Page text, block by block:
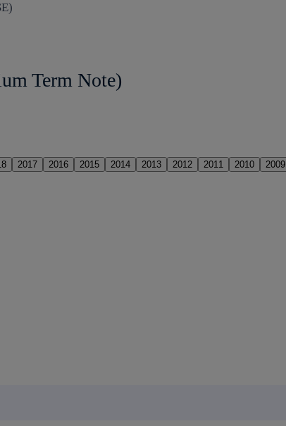
Term Note)
2017 2016 2015 2014 2013 2012 2011 2010 2009